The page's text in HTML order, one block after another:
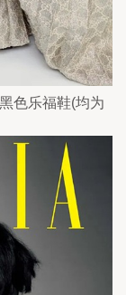
色乐福鞋(均为